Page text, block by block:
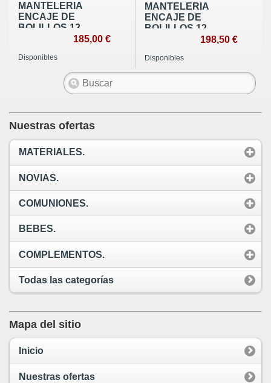
MANTELERIA
ENCAJE DE
BOLILLOS 12
185,00 €
Disponibles
MANTELERIA
ENCAJE DE
BOLILLOS 12
198,50 €
Disponibles
Nuestras ofertas
MATERIALES.
NOVIAS.
COMUNIONES.
BEBES.
COMPLEMENTOS.
Todas las categorías
Mapa del sitio
Inicio
Nuestras ofertas